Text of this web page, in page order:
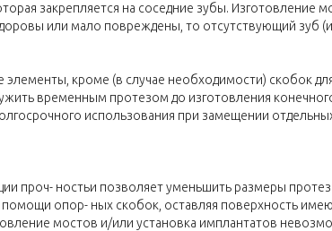
закрепляется на соседние зубы. Изготовление
или мало повреждены, то отсутствующий зуб
кроме (в случае необходимости) скобок
временным протезом до изготовления
использования при замещении
проч- ностьи позволяет уменьшить размеры
опор- ных скобок, оставляя поверхность
мостов и/или установка имплантатов